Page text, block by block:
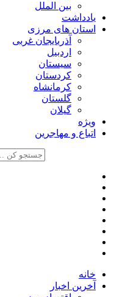
بین الملل
یادداشت
استان های مرزی
آذربایجان غربی
اردبیل
سیستان
کردستان
کرمانشاه
گلستان
گیلان
ویژه
اتباع و مهاجرین
خانه
آخرین اخبار